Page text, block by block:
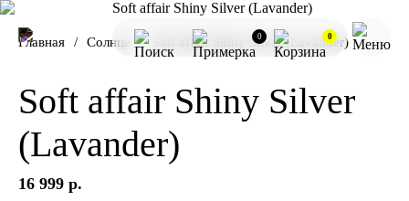
0 0
Главная Солнце Soft affair Shiny Silver (Lavander)
Soft affair Shiny Silver
(Lavander)
16 999 р.